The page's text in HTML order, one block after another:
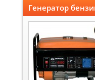
Генератор